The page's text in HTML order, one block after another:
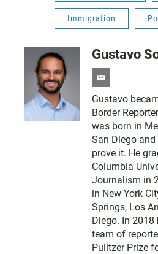
Immigration
Gustavo
e
m
a
i
l
Gustavo
Border
was born in
San Diego
prove it. He
Columbia
Journalism in
in New York
Springs, Los
Diego. In
team of
Pulitzer Prize